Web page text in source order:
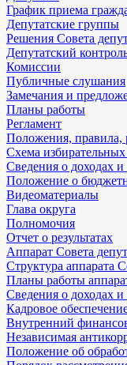
График приема
Депутатские группы
Решения Совета
Депутатский
Комиссии
Публичные слушания
Замечания и
Планы работы
Регламент
Положения, правила,
Схема избирательных
Сведения о доходах и
Положение о
Видеоматериалы
Глава округа
Полномочия
Отчет о результатах
Аппарат Совета
Структура аппарата
Планы работы
Сведения о доходах и
Кадровое
Внутренний
Независимая
Положение об